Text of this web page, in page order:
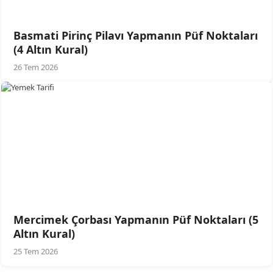
Basmati Pirinç Pilavı Yapmanın Püf Noktaları
(4 Altın Kural)
26 Tem 2026
Mercimek Çorbası Yapmanın Püf Noktaları (5
Altın Kural)
25 Tem 2026